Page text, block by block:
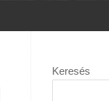
Keresés